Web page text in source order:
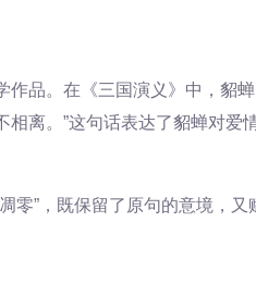
品。在《三国演义》中，貂
离。”这句话表达了貂蝉对爱
零”，既保留了原句的意境，